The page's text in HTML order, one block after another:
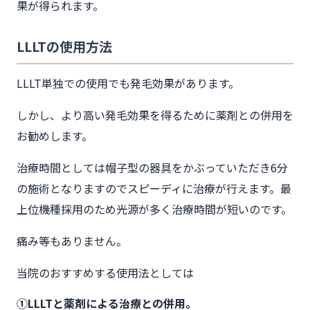
果が得られます。
LLLTの使用方法
LLLT単独での使用でも発毛効果があります。
しかし、より高い発毛効果を得るために薬剤との併用を
お勧めします。
治療時間としては帽子型の器具をかぶっていただき6分
の施術となりますのでスピーディに治療が行えます。最
上位機種採用のため光源が多く治療時間が短いのです。
痛み等もありません。
当院のおすすめする使用法としては
①LLLTと薬剤による治療との併用。